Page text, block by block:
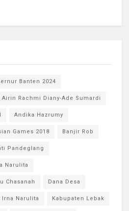
Banten 2024
Airin Rachmi Diany-Ade Sumardi
Andika Hazrumy
Games 2018 Banjir Rob
Pandeglang
Narulita
Chasanah Dana Desa
Irna Narulita Kabupaten Lebak